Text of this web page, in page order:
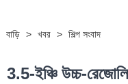
বাড়ি > খবর > শিল্প সংবাদ
3.5-ইঞ্চি উচ্চ-